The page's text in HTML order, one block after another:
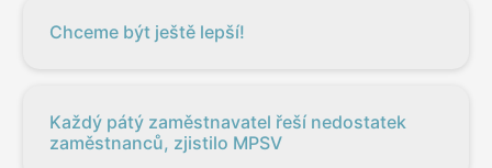
Chceme být ještě lepší!
Každý pátý zaměstnavatel řeší nedostatek
zaměstnanců, zjistilo MPSV